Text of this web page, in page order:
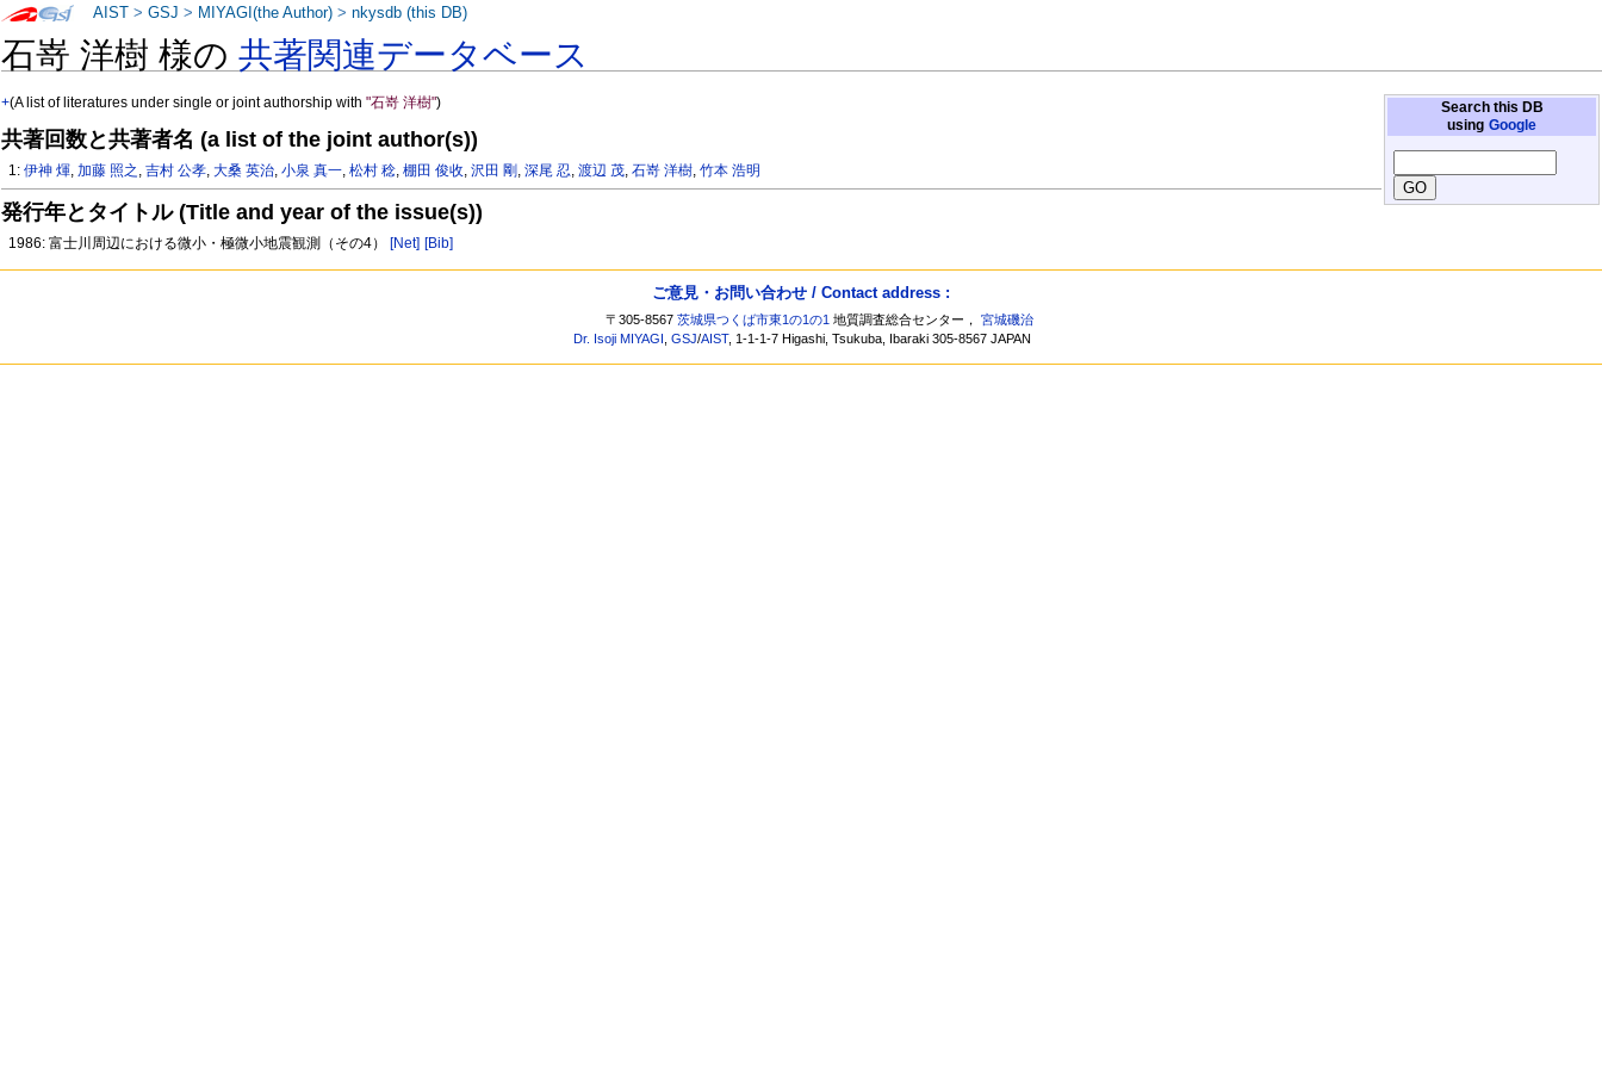
石嵜 洋樹 様の共著関連データベース
Search this DB
using Google
+(A list of literatures under single or joint authorship with"石嵜 洋樹")
共著回数と共著者名 (a list of the joint author(s))
1:伊神 煇,加藤 照之 ,吉村 公孝,大桑 英治,小泉 真一,松村 稔,棚田 俊收,沢田 剛 ,深尾 忍,渡辺 茂,石嵜 洋樹,竹本 浩明
発行年とタイトル (Title and year of the issue(s))
1986: 富士川周辺における微小・極微小地震観測（その4） [Net] [Bib]
AIST >GSJ > MIYAGI(the Author) >nkysdb (this DB)
ご意見・お問い合わせ / Contact address :
〒305-8567茨城県つくば市東1の1の1 地質調査総合センター，宮城磯治
Dr. Isoji MIYAGI ,GSJ/AIST, 1-1-1-7 Higashi, Tsukuba, Ibaraki 305-8567 JAPAN